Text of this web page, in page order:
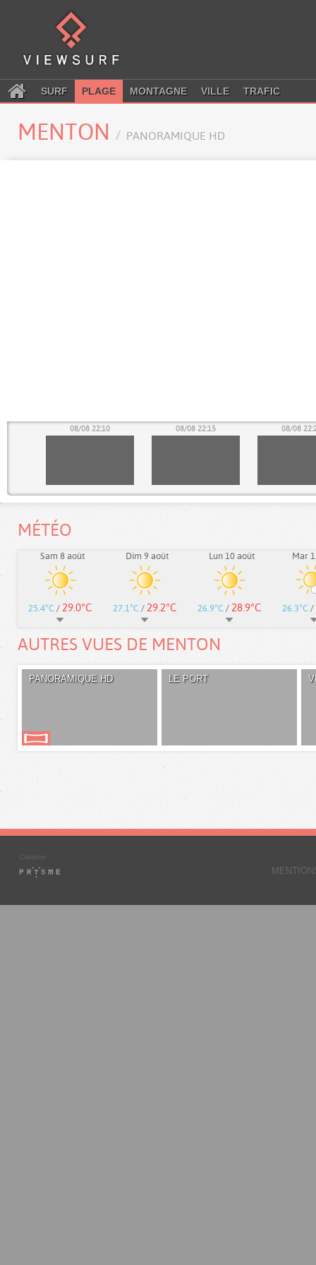
SURF PLAGE MONTAGNE VILLE TRAFIC
MENTON PANORAMIQUE HD
08/08 22:10 08/08 22:15 08/08
MÉTÉO
Sam 8 août
25.4°C / 29.0°C
Dim 9 août
27.1°C / 29.2°C
Lun 10 août
26.9°C / 28.9°C
Mar
26.3°C /
AUTRES VUES DE MENTON
PANORAMIQUE HD LE PORT